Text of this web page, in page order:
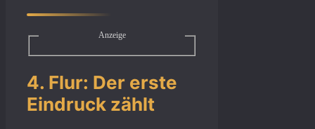
Anzeige
4. Flur: Der erste
Eindruck zählt